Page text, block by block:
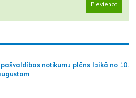
Pievienot
notikumu plāns laikā no 10.